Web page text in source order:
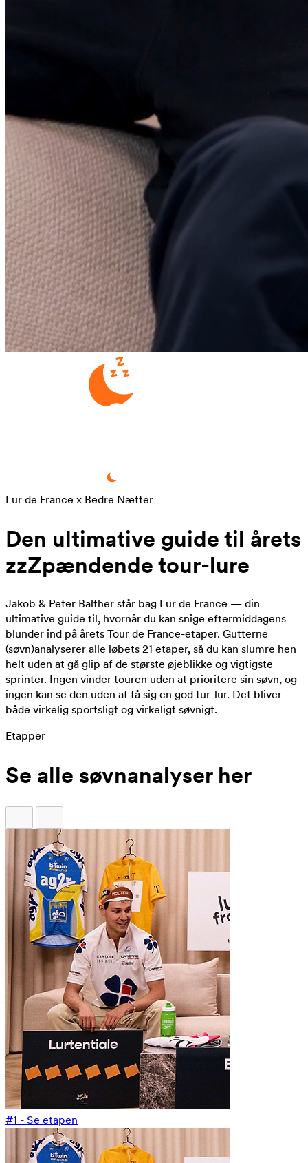
Lur de France x Bedre Nætter
Den ultimative guide til årets
zzZpændende tour-lure
Jakob & Peter Balther står bag Lur de France — din
ultimative guide til, hvornår du kan snige eftermiddagens
blunder ind på årets Tour de France-etaper. Gutterne
(søvn)analyserer alle løbets 21 etaper, så du kan slumre hen
helt uden at gå glip af de største øjeblikke og vigtigste
sprinter. Ingen vinder touren uden at prioritere sin søvn, og
ingen kan se den uden at få sig en god tur-lur. Det bliver
både virkelig sportsligt og virkeligt søvnigt.
Etapper
Se alle søvnanalyser her
#1 - Se etapen